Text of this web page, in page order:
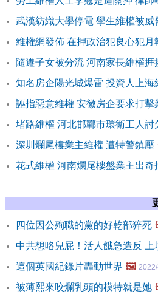
武漢紡織大學停電 學生維權被威
維權網發佈 在押政治犯良心犯月
隨遷子女被分流 河南家長維權捱
知名房企陽光城爆雷 投資人上海
誣指惡意維權 安徽房企要求打擊
堵路維權 河北邯鄲市環衛工人討
深圳爛尾樓業主維權 遭特警鎮壓
花式維權 河南爛尾樓盤業主出奇
四位因公殉職的黨的好乾部猝死
中共想咯兒屁！活人餓急造反 上
這個英國紀錄片轟動世界 🖼️
被薄熙來咬爛乳頭的模特就是她